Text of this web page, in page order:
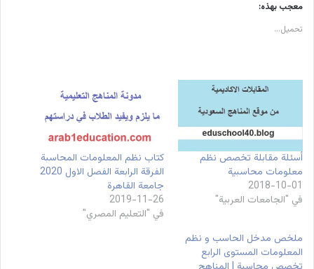
معجب بهذه:
تحميل...
أسئلة مقابلة تخصص نظم
معلومات محاسبية
2018-10-01
في "الجامعات العربية"
كتاب نظم المعلومات المحاسبة
الفرقة الرابعة الفصل الاول 2020
جامعة القاهرة
2019-11-26
في "التعليم المصري"
ملخص مدخل الحاسب و نظم
المعلومات المستوى الرابع